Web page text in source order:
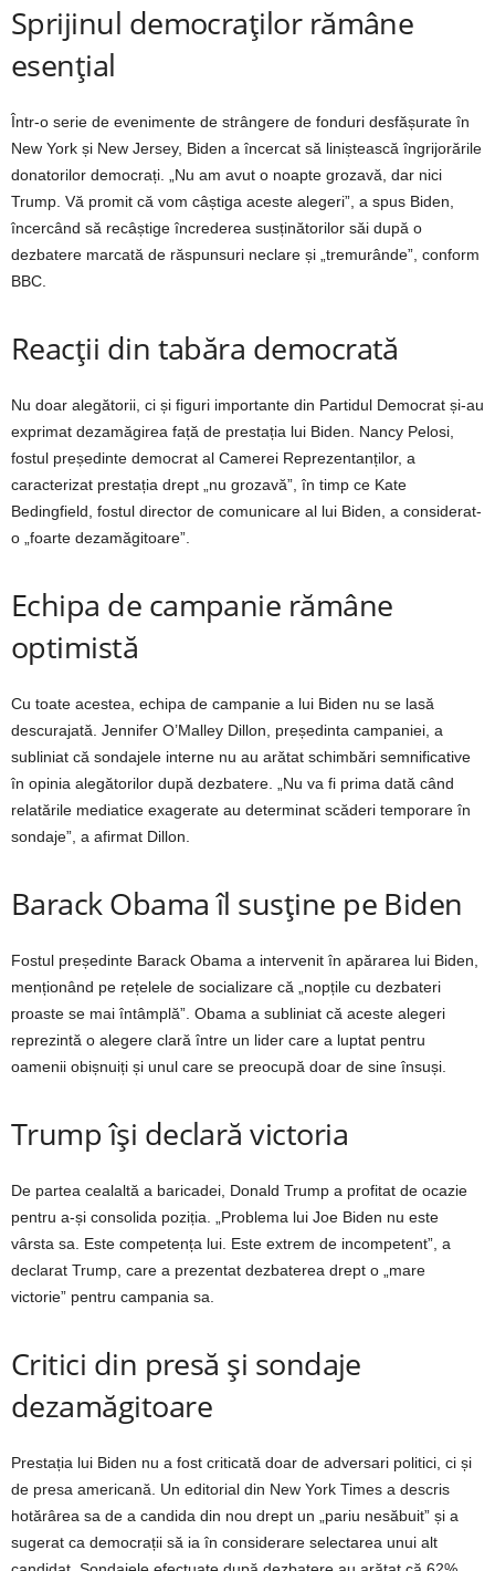
Sprijinul democraților rămâne
esențial
Într-o serie de evenimente de strângere de fonduri desfășurate în
New York și New Jersey, Biden a încercat să liniștească îngrijorările
donatorilor democrați. „Nu am avut o noapte grozavă, dar nici
Trump. Vă promit că vom câștiga aceste alegeri”, a spus Biden,
încercând să recâștige încrederea susținătorilor săi după o
dezbatere marcată de răspunsuri neclare și „tremurânde”, conform
BBC.
Reacții din tabăra democrată
Nu doar alegătorii, ci și figuri importante din Partidul Democrat și-au
exprimat dezamăgirea față de prestația lui Biden. Nancy Pelosi,
fostul președinte democrat al Camerei Reprezentanților, a
caracterizat prestația drept „nu grozavă”, în timp ce Kate
Bedingfield, fostul director de comunicare al lui Biden, a considerat-
o „foarte dezamăgitoare”.
Echipa de campanie rămâne
optimistă
Cu toate acestea, echipa de campanie a lui Biden nu se lasă
descurajată. Jennifer O’Malley Dillon, președinta campaniei, a
subliniat că sondajele interne nu au arătat schimbări semnificative
în opinia alegătorilor după dezbatere. „Nu va fi prima dată când
relatările mediatice exagerate au determinat scăderi temporare în
sondaje”, a afirmat Dillon.
Barack Obama îl susține pe Biden
Fostul președinte Barack Obama a intervenit în apărarea lui Biden,
menționând pe rețelele de socializare că „nopțile cu dezbateri
proaste se mai întâmplă”. Obama a subliniat că aceste alegeri
reprezintă o alegere clară între un lider care a luptat pentru
oamenii obișnuiți și unul care se preocupă doar de sine însuși.
Trump își declară victoria
De partea cealaltă a baricadei, Donald Trump a profitat de ocazie
pentru a-și consolida poziția. „Problema lui Joe Biden nu este
vârsta sa. Este competența lui. Este extrem de incompetent”, a
declarat Trump, care a prezentat dezbaterea drept o „mare
victorie” pentru campania sa.
Critici din presă și sondaje
dezamăgitoare
Prestația lui Biden nu a fost criticată doar de adversari politici, ci și
de presa americană. Un editorial din New York Times a descris
hotărârea sa de a candida din nou drept un „pariu nesăbuit” și a
sugerat ca democrații să ia în considerare selectarea unui alt